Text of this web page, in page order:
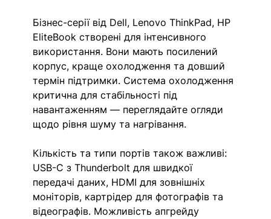
Бізнес-серії від Dell, Lenovo ThinkPad, HP
EliteBook створені для інтенсивного
використання. Вони мають посилений
корпус, краще охолодження та довший
термін підтримки. Система охолодження
критична для стабільності під
навантаженням — переглядайте огляди
щодо рівня шуму та нагрівання.
Кількість та типи портів також важливі:
USB-C з Thunderbolt для швидкої
передачі даних, HDMI для зовнішніх
моніторів, картрідер для фотографів та
відеографів. Можливість апгрейду